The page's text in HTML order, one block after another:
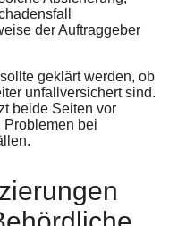
der Auftraggeber
geklärt werden, ob
unfallversichert sind.
beide Seiten vor
Problemen bei